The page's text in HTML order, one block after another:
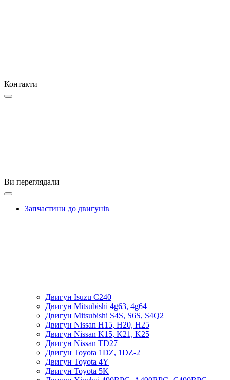
Контакти
Ви переглядали
Запчастини до двигунів
Двигун Isuzu C240
Двигун Mitsubishi 4g63, 4g64
Двигун Mitsubishi S4S, S6S, S4Q2
Двигун Nissan H15, H20, H25
Двигун Nissan K15, K21, K25
Двигун Nissan TD27
Двигун Toyota 1DZ, 1DZ-2
Двигун Toyota 4Y
Двигун Toyota 5K